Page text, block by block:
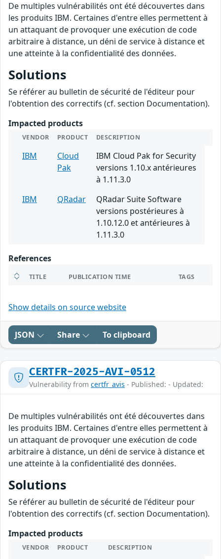
De multiples vulnérabilités ont été découvertes dans
les produits IBM. Certaines d'entre elles permettent à
un attaquant de provoquer une exécution de code
arbitraire à distance, un déni de service à distance et
une atteinte à la confidentialité des données.
Solutions
Se référer au bulletin de sécurité de l'éditeur pour
l'obtention des correctifs (cf. section Documentation).
Impacted products
VENDOR PRODUCT DESCRIPTION
IBM
Cloud
Pak
IBM Cloud Pak for Security
versions 1.10.x antérieures
à 1.11.3.0
IBM
QRadar
QRadar Suite Software
versions postérieures à
1.10.12.0 et antérieures à
1.11.3.0
References
TITLE PUBLICATION TIME TAGS
Show details on source website
JSON Share To clipboard
CERTFR-2025-AVI-0512
Vulnerability from certfr_avis - Published: - Updated:
De multiples vulnérabilités ont été découvertes dans
les produits IBM. Certaines d'entre elles permettent à
un attaquant de provoquer une exécution de code
arbitraire à distance, un déni de service à distance et
une atteinte à la confidentialité des données.
Solutions
Se référer au bulletin de sécurité de l'éditeur pour
l'obtention des correctifs (cf. section Documentation).
Impacted products
VENDOR PRODUCT DESCRIPTION